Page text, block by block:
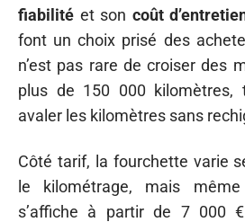
fiabilité et son coût
font un choix prisé des
n’est pas rare de croiser des
plus de 150 000 kilomètres,
avaler les kilomètres sans
Côté tarif, la fourchette varie
le kilométrage, mais
s’affiche à partir de 7 000